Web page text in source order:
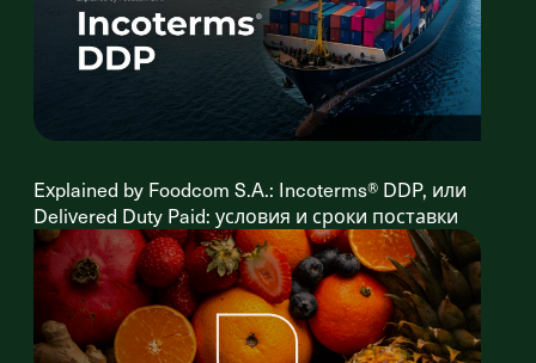
Explained by Foodcom S.A.: Incoterms® DDP, или
Delivered Duty Paid: условия и сроки поставки